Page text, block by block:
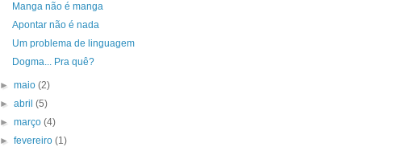
Manga não é manga
Apontar não é nada
Um problema de linguagem
Dogma... Pra quê?
►maio(2)
►abril(5)
►março(4)
►fevereiro(1)